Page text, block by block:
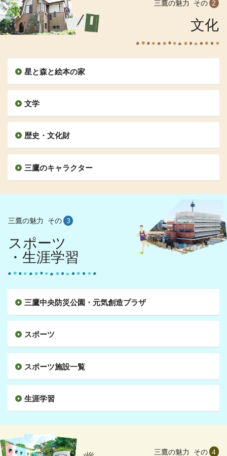
三鷹の魅力 その 2
文化
星と森と絵本の家
文学
歴史・文化財
三鷹のキャラクター
三鷹の魅力 その 3
スポーツ
・生涯学習
三鷹中央防災公園・元気創造プラザ
スポーツ
スポーツ施設一覧
生涯学習
三鷹の魅力 その 4